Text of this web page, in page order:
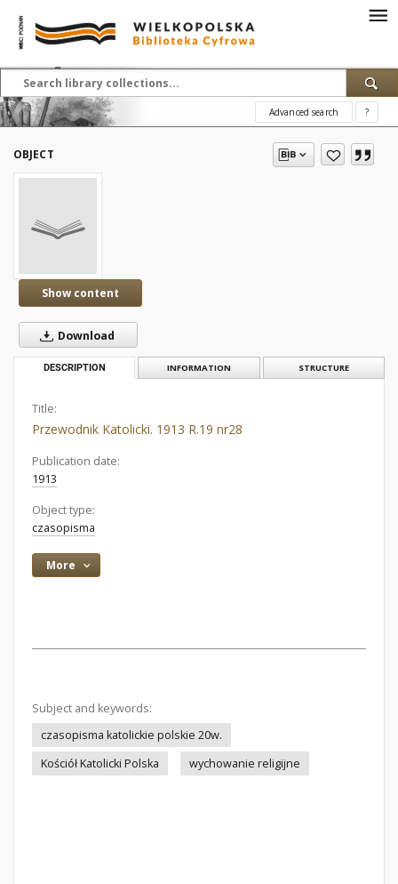
Advanced search ?
OBJECT
Show content
Download
DESCRIPTION INFORMATION STRUCTURE
Title:
Przewodnik Katolicki. 1913 R.19 nr28
Publication date:
1913
Object type:
czasopisma
More
Subject and keywords:
czasopisma katolickie polskie 20w.
Kościół Katolicki Polska
wychowanie religijne